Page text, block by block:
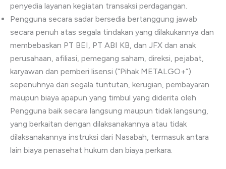
penyedia layanan kegiatan transaksi perdagangan.
Pengguna secara sadar bersedia bertanggung jawab
secara penuh atas segala tindakan yang dilakukannya dan
membebaskan PT BEI, PT ABI KB, dan JFX dan anak
perusahaan, afiliasi, pemegang saham, direksi, pejabat,
karyawan dan pemberi lisensi (“Pihak METALGO+”)
sepenuhnya dari segala tuntutan, kerugian, pembayaran
maupun biaya apapun yang timbul yang diderita oleh
Pengguna baik secara langsung maupun tidak langsung,
yang berkaitan dengan dilaksanakannya atau tidak
dilaksanakannya instruksi dari Nasabah, termasuk antara
lain biaya penasehat hukum dan biaya perkara.